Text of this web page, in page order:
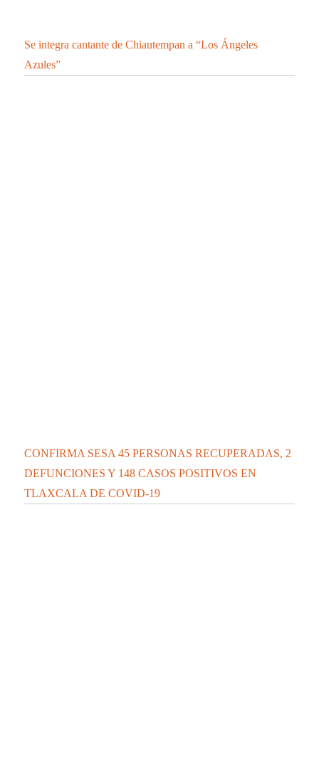
Se integra cantante de Chiautempan a “Los Ángeles
Azules”
CONFIRMA SESA 45 PERSONAS RECUPERADAS, 2
DEFUNCIONES Y 148 CASOS POSITIVOS EN
TLAXCALA DE COVID-19